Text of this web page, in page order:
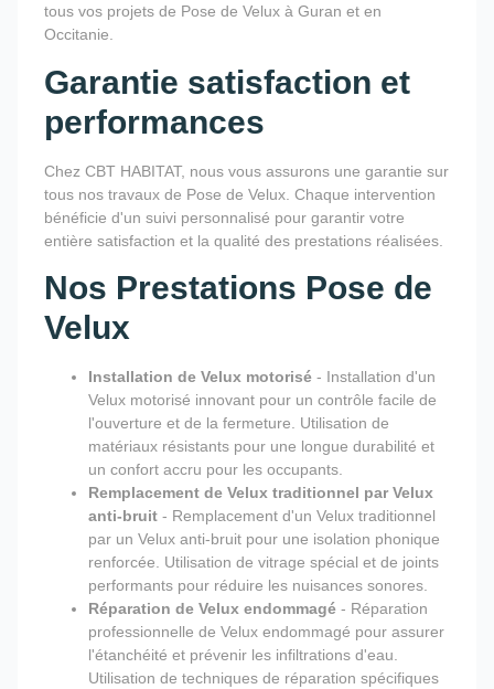
tous vos projets de Pose de Velux à Guran et en
Occitanie.
Garantie satisfaction et
performances
Chez CBT HABITAT, nous vous assurons une garantie sur
tous nos travaux de Pose de Velux. Chaque intervention
bénéficie d'un suivi personnalisé pour garantir votre
entière satisfaction et la qualité des prestations réalisées.
Nos Prestations Pose de
Velux
Installation de Velux motorisé - Installation d'un
Velux motorisé innovant pour un contrôle facile de
l'ouverture et de la fermeture. Utilisation de
matériaux résistants pour une longue durabilité et
un confort accru pour les occupants.
Remplacement de Velux traditionnel par Velux
anti-bruit - Remplacement d'un Velux traditionnel
par un Velux anti-bruit pour une isolation phonique
renforcée. Utilisation de vitrage spécial et de joints
performants pour réduire les nuisances sonores.
Réparation de Velux endommagé - Réparation
professionnelle de Velux endommagé pour assurer
l'étanchéité et prévenir les infiltrations d'eau.
Utilisation de techniques de réparation spécifiques